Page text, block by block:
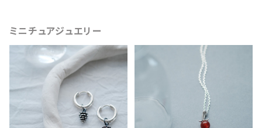
ミニチュアジュエリー